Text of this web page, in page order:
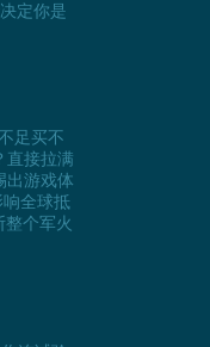
定你是
足买不
直接拉满
出游戏体
全球抵
个军火